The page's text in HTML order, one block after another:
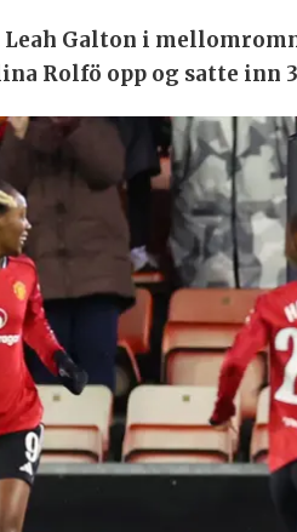
Leah Galton i
Rolfö opp og satte inn